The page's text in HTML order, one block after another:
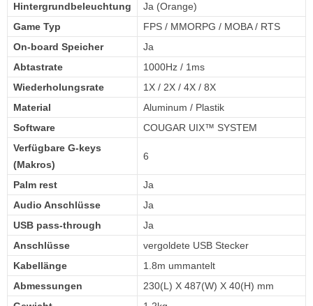
Hintergrundbeleuchtung
Ja (Orange)
Game Typ
FPS / MMORPG / MOBA / RTS
On-board Speicher
Ja
Abtastrate
1000Hz / 1ms
Wiederholungsrate
1X / 2X / 4X / 8X
Material
Aluminum / Plastik
Software
COUGAR UIX™ SYSTEM
Verfügbare G-keys
(Makros)
6
Palm rest
Ja
Audio Anschlüsse
Ja
USB pass-through
Ja
Anschlüsse
vergoldete USB Stecker
Kabellänge
1.8m ummantelt
Abmessungen
230(L) X 487(W) X 40(H) mm